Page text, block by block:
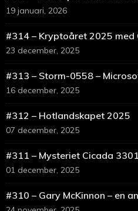
19 januari, 2026
#314 – Kryptoåret 2025 med
23 december, 2025
#313 – Storm-0558 –
16 december, 2025
#312 – Hotlandskapet 2025
07 december, 2025
#311 – Mysteriet Cicada
01 december, 2025
#310 – Gary McKinnon – en